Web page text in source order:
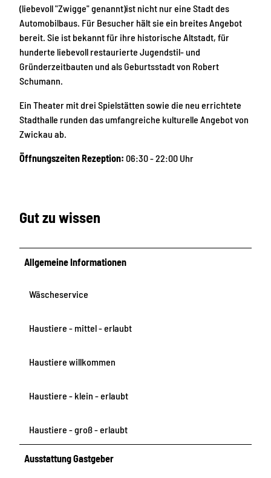
(liebevoll "Zwigge" genannt)ist nicht nur eine Stadt des
Automobilbaus. Für Besucher hält sie ein breites Angebot
bereit. Sie ist bekannt für ihre historische Altstadt, für
hunderte liebevoll restaurierte Jugendstil- und
Gründerzeitbauten und als Geburtsstadt von Robert
Schumann.
Ein Theater mit drei Spielstätten sowie die neu errichtete
Stadthalle runden das umfangreiche kulturelle Angebot von
Zwickau ab.
Öffnungszeiten Rezeption: 06:30 - 22:00 Uhr
Gut zu wissen
Allgemeine Informationen
Wäscheservice
Haustiere - mittel - erlaubt
Haustiere willkommen
Haustiere - klein - erlaubt
Haustiere - groß - erlaubt
Ausstattung Gastgeber